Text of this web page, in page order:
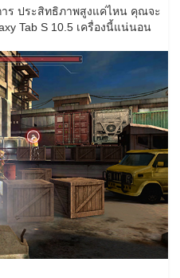
าร ประสิทธิภาพสูงแค่ไหน คุณจะ
Tab S 10.5 เครื่องนี้แน่นอน